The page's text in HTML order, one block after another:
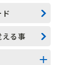
ー工
える事